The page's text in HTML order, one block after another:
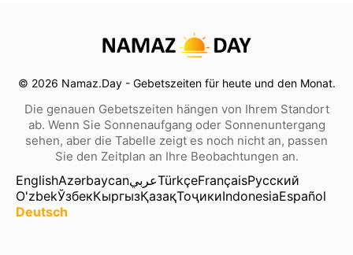
© 2026 Namaz.Day - Gebetszeiten für heute und den Monat.
Die genauen Gebetszeiten hängen von Ihrem Standort
ab. Wenn Sie Sonnenaufgang oder Sonnenuntergang
sehen, aber die Tabelle zeigt es noch nicht an, passen
Sie den Zeitplan an Ihre Beobachtungen an.
EnglishAzərbaycanعربيTürkçeFrançaisРусский
O'zbekЎзбекКыргызҚазақТоҷикиIndonesiaEspañol
Deutsch